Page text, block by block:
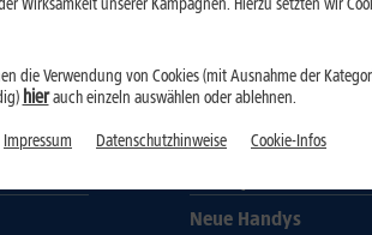
Neue Handys
die Verwendung von Cookies (mit Ausnahme der
hierauch einzeln auswählen oder ablehnen.
Impressum Datenschutzhinweise Cookie-Infos